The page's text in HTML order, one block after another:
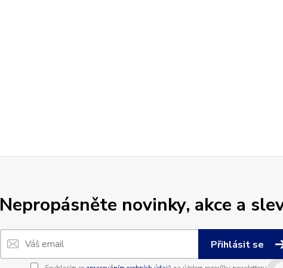
Nepropásněte novinky, akce a
Přihlásit se